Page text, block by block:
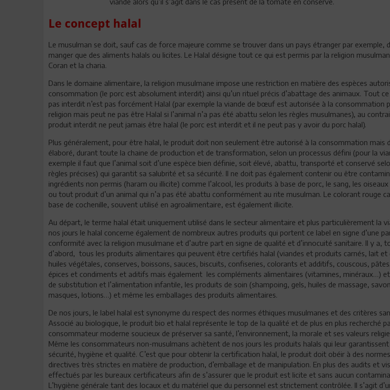
Le concept halal
Le musulman se doit, sauf cas de force majeure comme se trouver dans un pays étranger par exemple,
manger que des aliments halals ou licites. Le Halal désigne tout ce qui est permis par la religion
Coran et la charia.
Dans le domaine alimentaire, la religion musulmane impose une restriction en matière des espèces
consommation (le porc est absolument interdit) ainsi qu’un rituel précis d’abattage des animaux. Tout ce
pas interdit n’est pas forcément Halal (par exemple la viande de bœuf est autorisée à la consommation
religion mais peut ne pas être Halal si l’animal n’a pas été abattu selon les règles musulmanes), au
produit interdit ne peut jamais être halal (le porc est interdit et il ne peut pas y avoir du porc halal).
Plus généralement, pour être halal, le produit doit non seulement être autorisé à la consommation mais
élaboré, durant toute la chaine de production et de transformation, selon un processus défini (pour la
exemple il faut que l’animal soit d’une espèce bien définie, soit élevé, abattu, transporté et conservé
règles précises) qui garantit sa salubrité et sa sécurité. Il ne doit pas également contenir ou être
ingrédients non permis (haram ou illicite) comme l’alcool, les produits à base de porc, le sang, les oiseaux
ou tout produit d’un animal qui n’a pas été abattu conformément au rite musulman. Le colorant rouge
base de cochenille, souvent utilisé en agroalimentaire, est également illicite.
Au départ, le terme halal était uniquement utilisé dans le secteur alimentaire et plus particulièrement la
nos jours le halal concerne également de nombreux autres produits qui portent ce label en signe d’une
conformité avec la religion musulmane et d’autre part en signe de qualité et d’innocuité sanitaire. Il y a,
d’abord, tous les produits alimentaires qui peuvent être certifiés halal (viandes et produits carnés, lait et
huiles végétales, conserves, boissons, sauces, biscuits, confiseries, colorants et additifs, couscous,
épices et condiments et aditifs mais également les compléments alimentaires (vitamines, minéraux…)
de substitution et l’alimentation infantile, les produits de soin (shampoing, gels, huiles de massage,
masques, lotions…) et même les emballages des produits alimentaires.
De nos jours, le label halal est synonyme du respect des normes éthiques musulmanes et des critères
Associé au biologique, le produit bio et halal représente le top de la qualité et de plus en plus recherché
consommateur moderne soucieux de préserver sa santé, l’environnement, la morale et ses valeurs
Même les consommateurs non-musulmans achètent de nos jours les produits halals qui leur
sécurité, hygiène et qualité. C’est que pour obtenir la certification halal, le produit doit obéir à des
directives très strictes en matière de production, d’emballage et de manipulation. En plus des audits et
effectués par les bureaux certificateurs afin de s’assurer que le produit est licite et sans aucun
L’hygiène générale tant des locaux et du matériel que du personnel est strictement contrôlée. Il s’agit